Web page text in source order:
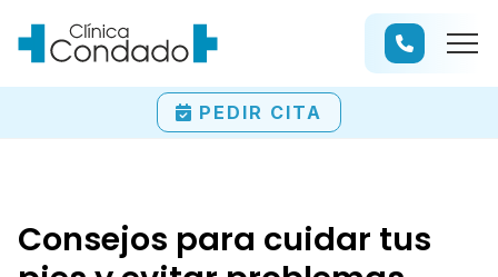
PEDIR CITA
Consejos para cuidar tus